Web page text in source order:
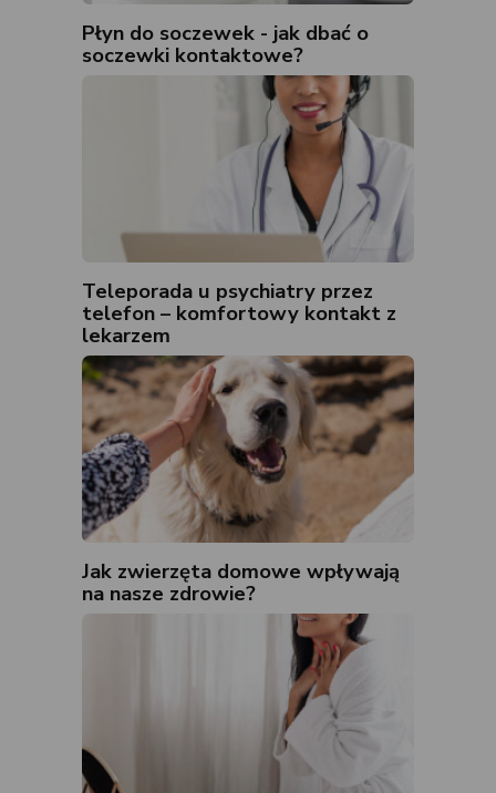
Płyn do soczewek - jak dbać o
soczewki kontaktowe?
Teleporada u psychiatry przez
telefon – komfortowy kontakt z
lekarzem
Jak zwierzęta domowe wpływają
na nasze zdrowie?